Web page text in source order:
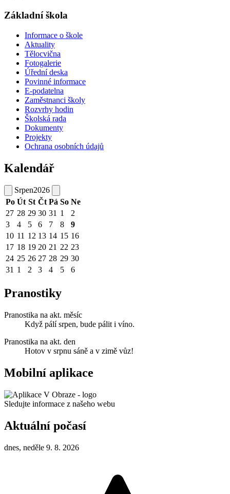
Základní škola
Informace o škole
Aktuality
Tělocvična
Fotogalerie
Úřední deska
Povinné informace
E-podatelna
Zaměstnanci školy
Rozvrhy hodin
Školská rada
Dokumenty
Projekty
Ochrana osobních údajů
Kalendář
Srpen2026
Po Út St Čt Pá So Ne
27 28 29 30 31 1
2
3
4 5 6 7 8
9
10 11 12 13 14 15 16
17 18 19 20 21 22 23
24 25 26 27 28 29 30
31 1 2 3 4 5 6
Pranostiky
Pranostika na akt. měsíc
Když pálí srpen, bude pálit i víno.
Pranostika na akt. den
Hotov v srpnu sáně a v zimě vůz!
Mobilní aplikace
Sledujte informace z našeho webu
Aktuální počasí
dnes, neděle 9. 8. 2026